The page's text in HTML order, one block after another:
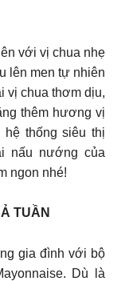
với vị chua nhẹ
lên men tự nhiên
vị chua thơm dịu,
thêm hương vị
thống siêu thị
nấu nướng của
ngon nhé!
TUẦN
gia đình với bộ
Dù là